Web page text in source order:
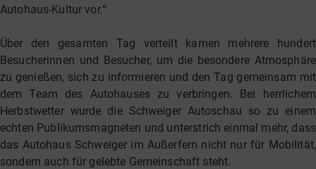
Autohaus-Kultur vor.“
Über den gesamten Tag verteilt kamen mehrere hundert
Besucherinnen und Besucher, um die besondere Atmosphäre
zu genießen, sich zu informieren und den Tag gemeinsam mit
dem Team des Autohauses zu verbringen. Bei herrlichem
Herbstwetter wurde die Schweiger Autoschau so zu einem
echten Publikumsmagneten und unterstrich einmal mehr, dass
das Autohaus Schweiger im Außerfern nicht nur für Mobilität,
sondern auch für gelebte Gemeinschaft steht.